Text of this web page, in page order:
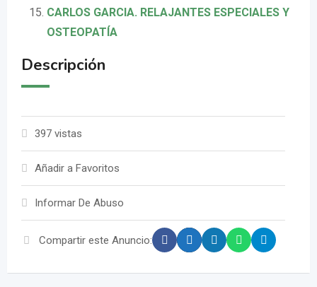
CARLOS GARCIA. RELAJANTES ESPECIALES Y
OSTEOPATÍA
Descripción
397 vistas
Añadir a Favoritos
Informar De Abuso
Compartir este Anuncio: